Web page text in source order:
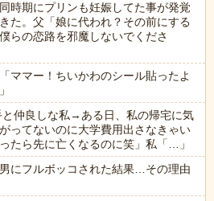
時期にプリンも妊娠してた事が発覚
た。父「娘に代われ？その前にする
らの恋路を邪魔しないでくださ
ママー！ちいかわのシール貼ったよ
と仲良しな私→ある日、私の帰宅に気
ってないのに大学費用出さなきゃい
たら先に亡くなるのに笑」私「…」
にフルボッコされた結果…その理由